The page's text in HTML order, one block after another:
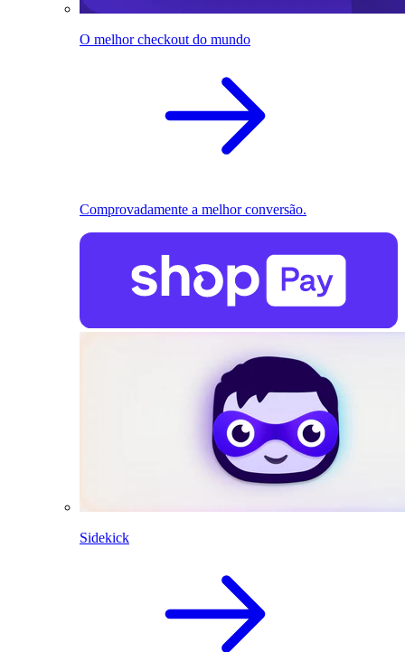
O melhor checkout do mundo
Comprovadamente a melhor conversão.
Sidekick